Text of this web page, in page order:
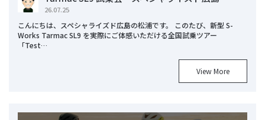
26.07.25
こんにちは、スペシャライズド広島の松浦です。 このたび、新型 S-
Works Tarmac SL9 を実際にご体感いただける全国試乗ツアー
「Test…
View More